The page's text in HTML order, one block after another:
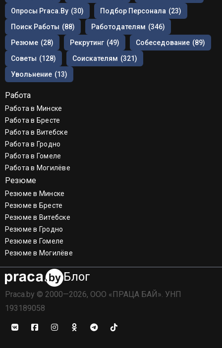
Опросы Praca.by (30) Подбор Персонала (23)
Поиск Работы (88) Работодателям (346)
Резюме (28) Рекрутинг (49) Собеседование (89)
Советы (128) Соискателям (321)
Увольнение (13)
Работа
Работа в Минске
Работа в Бресте
Работа в Витебске
Работа в Гродно
Работа в Гомеле
Работа в Могилёве
Резюме
Резюме в Минске
Резюме в Бресте
Резюме в Витебске
Резюме в Гродно
Резюме в Гомеле
Резюме в Могилёве
Блог
Praca.by © 2000—2026, ООО «ПРАЦА БАЙ». УНП
193189058